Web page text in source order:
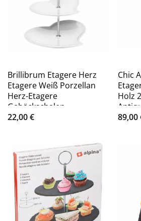
Brillibrum Etagere Herz
Etagere Weiß Porzellan
Herz-Etagere
Gebäckschalen
Telleretagere, Porzellan
22,00€
Chic
Holz
Metall
89,00